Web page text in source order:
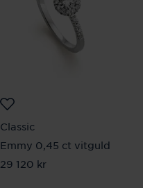
Classic
Emmy 0,45 ct vitguld
Pris:29 120 kr
29 120 kr